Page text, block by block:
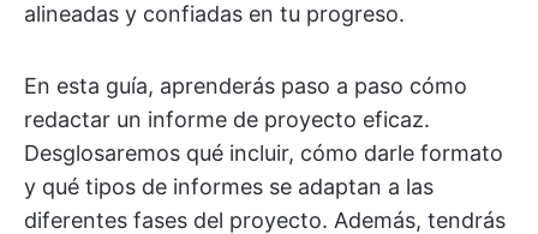
alineadas y confiadas en tu progreso.
En esta guía, aprenderás paso a paso cómo
redactar un informe de proyecto eficaz.
Desglosaremos qué incluir, cómo darle formato
y qué tipos de informes se adaptan a las
diferentes fases del proyecto. Además, tendrás